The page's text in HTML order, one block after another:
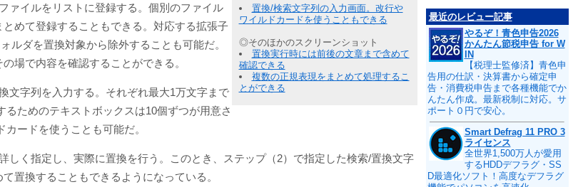
置換/検索文字列の入力画面。改行や
ワイルドカードを使うこともできる
◎そのほかのスクリーンショット
置換実行時には前後の文章まで含めて
確認できる
複数の正規表現をまとめて処理するこ
とができる
ァイルをリストに登録する。個別のファイル
めて登録することもできる。対応する拡張子
ルダを置換対象から除外することも可能だ。
場で内容を確認することができる。
文字列を入力する。それぞれ最大1万文字まで
ためのテキストボックスは10個ずつが用意さ
ードを使うことも可能だ。
しく指定し、実際に置換を行う。このとき、ステップ（2）で指定した検索/置換文字
置換することもできるようになっている。
最近のレビュー記事
やるぞ！青色申告2026
かんたん節税申告 for W
IN
【税理士監修済】青色申
告用の仕訳・決算書から確定申
告・消費税申告まで各種機能でか
んたん作成。最新税制に対応。サ
ポート０円で安心。
Smart Defrag 11 PRO 3
ライセンス
全世界1,500万人が愛用
するHDDデフラグ・SS
D最適化ソフト！高度なデフラグ